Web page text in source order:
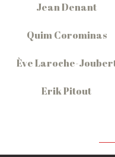
Jean Denant
Quim Corominas
Ève Laroche-
Erik Pitout